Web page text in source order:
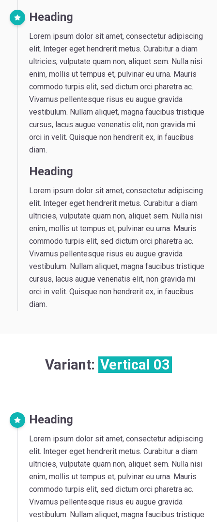
Heading
Lorem ipsum dolor sit amet, consectetur adipiscing
elit. Integer eget hendrerit metus. Curabitur a diam
ultricies, vulputate quam non, aliquet sem. Nulla nisi
enim, mollis ut tempus et, pulvinar eu urna. Mauris
commodo turpis elit, sed dictum orci pharetra ac.
Vivamus pellentesque risus eu augue gravida
vestibulum. Nullam aliquet, magna faucibus tristique
cursus, lacus augue venenatis elit, non gravida mi
orci in velit. Quisque non hendrerit ex, in faucibus
diam.
Heading
Lorem ipsum dolor sit amet, consectetur adipiscing
elit. Integer eget hendrerit metus. Curabitur a diam
ultricies, vulputate quam non, aliquet sem. Nulla nisi
enim, mollis ut tempus et, pulvinar eu urna. Mauris
commodo turpis elit, sed dictum orci pharetra ac.
Vivamus pellentesque risus eu augue gravida
vestibulum. Nullam aliquet, magna faucibus tristique
cursus, lacus augue venenatis elit, non gravida mi
orci in velit. Quisque non hendrerit ex, in faucibus
diam.
Variant: Vertical 03
Heading
Lorem ipsum dolor sit amet, consectetur adipiscing
elit. Integer eget hendrerit metus. Curabitur a diam
ultricies, vulputate quam non, aliquet sem. Nulla nisi
enim, mollis ut tempus et, pulvinar eu urna. Mauris
commodo turpis elit, sed dictum orci pharetra ac.
Vivamus pellentesque risus eu augue gravida
vestibulum. Nullam aliquet, magna faucibus tristique